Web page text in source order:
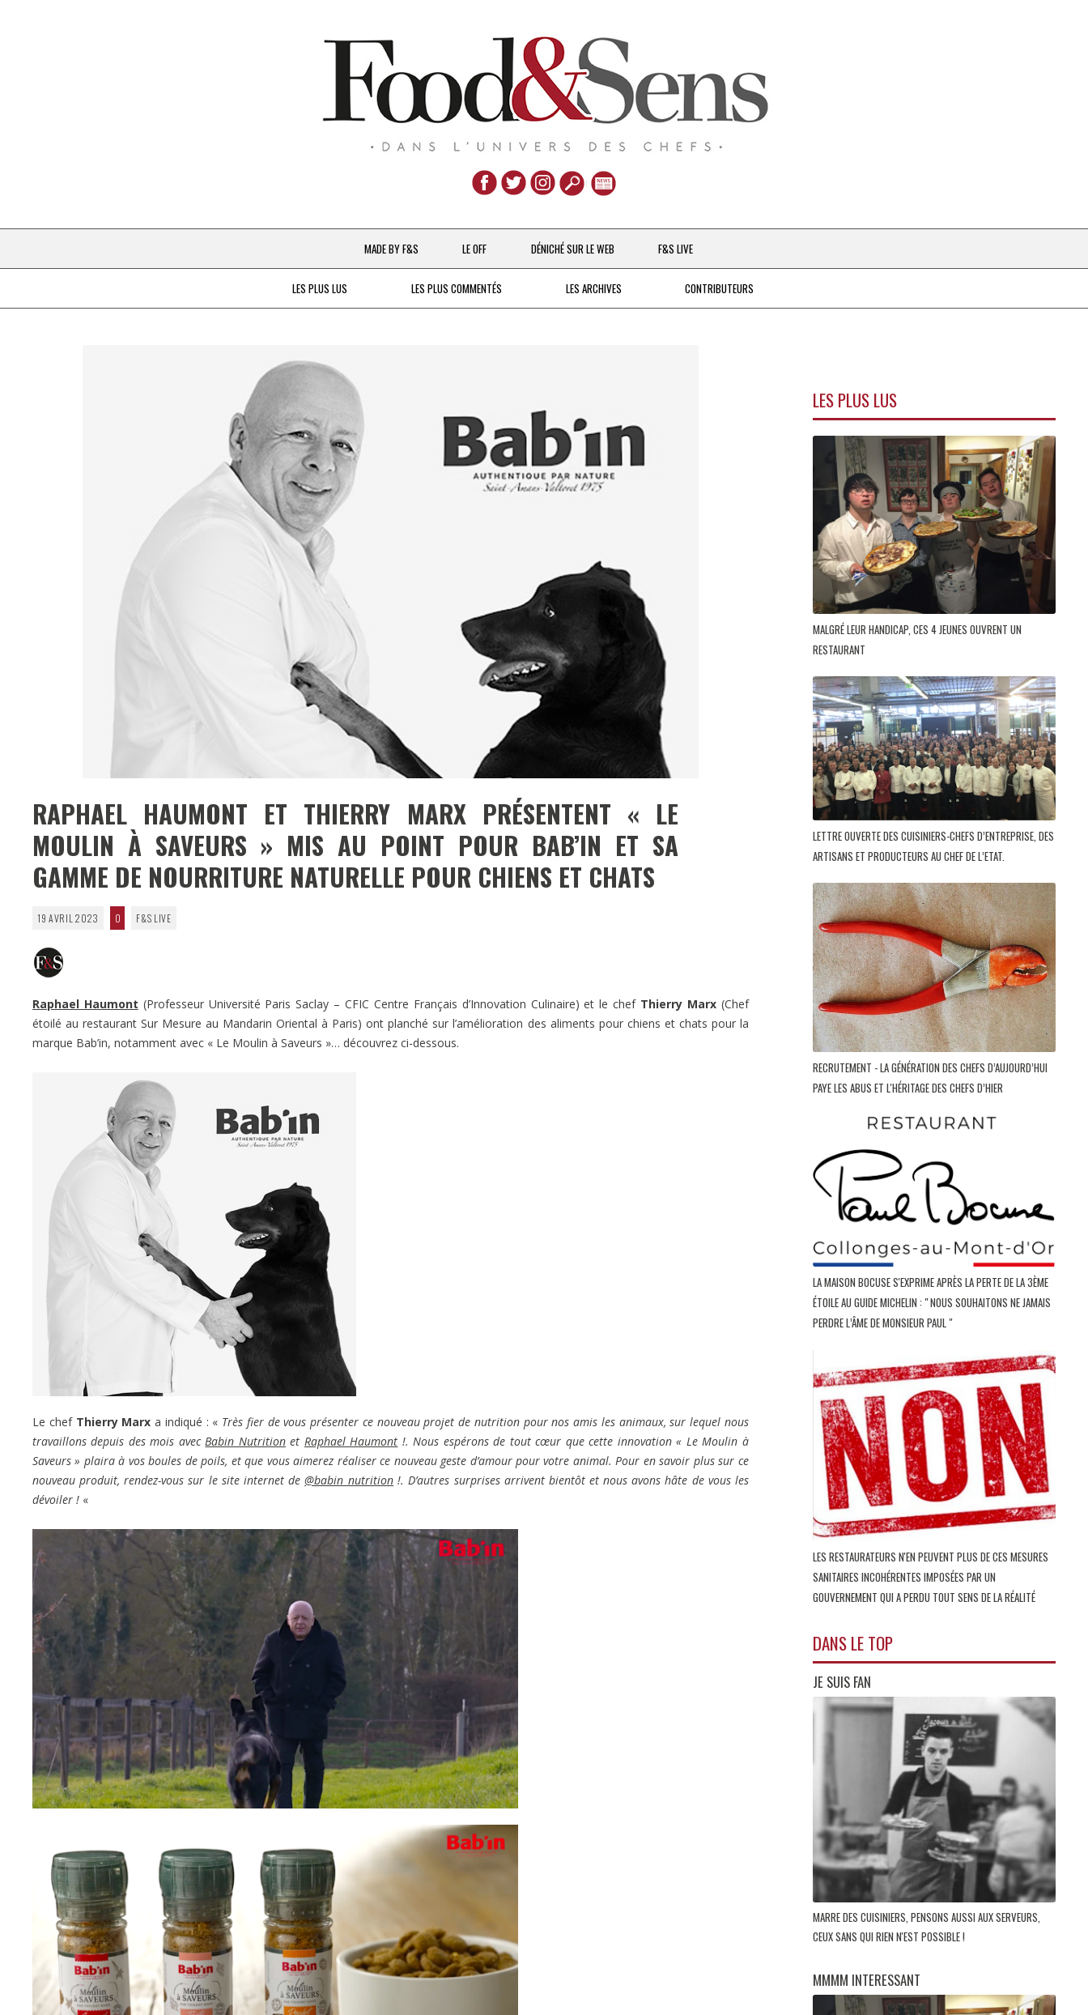
Aller
au
contenu
MADE BY F&S
CHEFS & ACTUALITÉS
V…DE VOYAGE
LE OFF DÉNICHÉ SUR LE WEB F&S LIVE
LES PLUS LUS LES PLUS COMMENTÉS LES ARCHIVES CONTRIBUTEURS
RAPHAEL HAUMONT ET THIERRY MARX PRÉSENTENT « LE
MOULIN À SAVEURS » MIS AU POINT POUR BAB’IN ET SA
GAMME DE NOURRITURE NATURELLE POUR CHIENS ET CHATS
19 AVRIL 2023 0 F&S LIVE
Raphael Haumont (Professeur Université Paris Saclay – CFIC Centre Français d’Innovation Culinaire) et le chef Thierry Marx (Chef
étoilé au restaurant Sur Mesure au Mandarin Oriental à Paris) ont planché sur l’amélioration des aliments pour chiens et chats pour la
marque Bab’in, notamment avec « Le Moulin à Saveurs »… découvrez ci-dessous.
Le chef Thierry Marxa indiqué : « Très fier de vous présenter ce nouveau projet de nutrition pour nos amis les animaux, sur lequel nous
travaillons depuis des mois avecBabin Nutritionet Raphael Haumont !. Nous espérons de tout cœur que cette innovation « Le Moulin à
Saveurs » plaira à vos boules de poils, et que vous aimerez réaliser ce nouveau geste d’amour pour votre animal. Pour en savoir plus sur ce
nouveau produit, rendez-vous sur le site internet de@babin_nutrition !. D’autres surprises arrivent bientôt et nous avons hâte de vous les
dévoiler ! «
LES PLUS LUS
MALGRÉ LEUR HANDICAP, CES 4 JEUNES OUVRENT UN
RESTAURANT
LETTRE OUVERTE DES CUISINIERS-CHEFS D’ENTREPRISE, DES
ARTISANS ET PRODUCTEURS AU CHEF DE L’ETAT.
RECRUTEMENT - LA GÉNÉRATION DES CHEFS D’AUJOURD’HUI
PAYE LES ABUS ET L'HÉRITAGE DES CHEFS D’HIER
LA MAISON BOCUSE S'EXPRIME APRÈS LA PERTE DE LA 3ÈME
ÉTOILE AU GUIDE MICHELIN : " NOUS SOUHAITONS NE JAMAIS
PERDRE L’ÂME DE MONSIEUR PAUL "
LES RESTAURATEURS N'EN PEUVENT PLUS DE CES MESURES
SANITAIRES INCOHÉRENTES IMPOSÉES PAR UN
GOUVERNEMENT QUI A PERDU TOUT SENS DE LA RÉALITÉ
DANS LE TOP
JE SUIS FAN
MARRE DES CUISINIERS, PENSONS AUSSI AUX SERVEURS,
CEUX SANS QUI RIEN N'EST POSSIBLE !
MMMM INTERESSANT